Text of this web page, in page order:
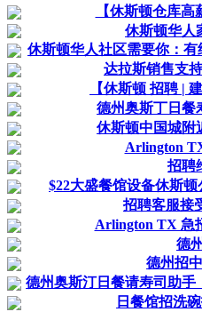
【休斯顿仓库高
休斯顿华人
休斯顿华人社区需要你：
达拉斯销售支
【休斯顿 招聘 |
德州奥斯丁日餐
休斯顿中国城附
Arlington
招聘
$22大盛餐馆设备休斯
招聘客服接
Arlington TX 急
德
德州招
德州奥斯汀日餐请寿司助手
日餐馆招洗